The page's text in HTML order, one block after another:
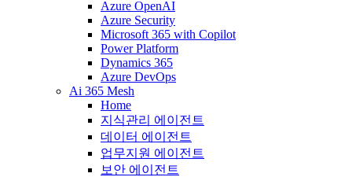
Azure OpenAI
Azure Security
Microsoft 365 with Copilot
Power Platform
Dynamics 365
Azure DevOps
Ai 365 Mesh
Home
지식관리 에이전트
데이터 에이전트
업무지원 에이전트
보안 에이전트